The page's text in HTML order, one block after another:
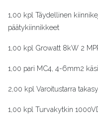
1,00 kpl Täydellinen
päätykiinnikkeet
1,00 kpl Growatt 8kW 2
1,00 pari MC4, 4-6mm2
2,00 kpl Varoitustarra
1,00 kpl Turvakytkin